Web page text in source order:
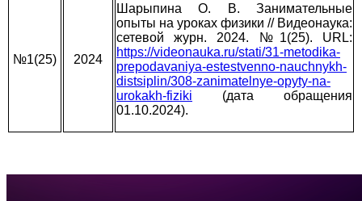
№1(25) 2024
Шарыпина О. В. Занимательные
опыты на уроках физики // Видеонаука:
сетевой журн. 2024. №1(25). URL:
https://videonauka.ru/stati/31-metodika-
prepodavaniya-estestvenno-nauchnykh-
distsiplin/308-zanimatelnye-opyty-na-
urokakh-fiziki
(дата обращения
01.10.2024).